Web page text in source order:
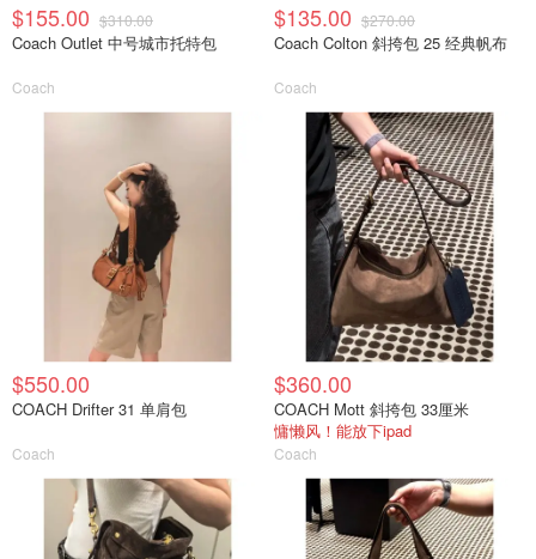
$155.00 $310.00
Coach Outlet 中号城市托特包
Coach
$135.00 $270.00
Coach Colton 斜挎包 25 经典帆布
Coach
$550.00
COACH Drifter 31 单肩包
Coach
$360.00
COACH Mott 斜挎包 33厘米
慵懒风！能放下ipad
Coach